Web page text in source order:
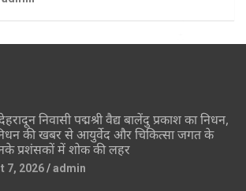
निवासी पद्मश्री वैद्य बालेंदु प्रकाश का निधन,
की खबर से आयुर्वेद और चिकित्सा जगत के
प्रशंसकों में शोक की लहर
7, 2026 admin